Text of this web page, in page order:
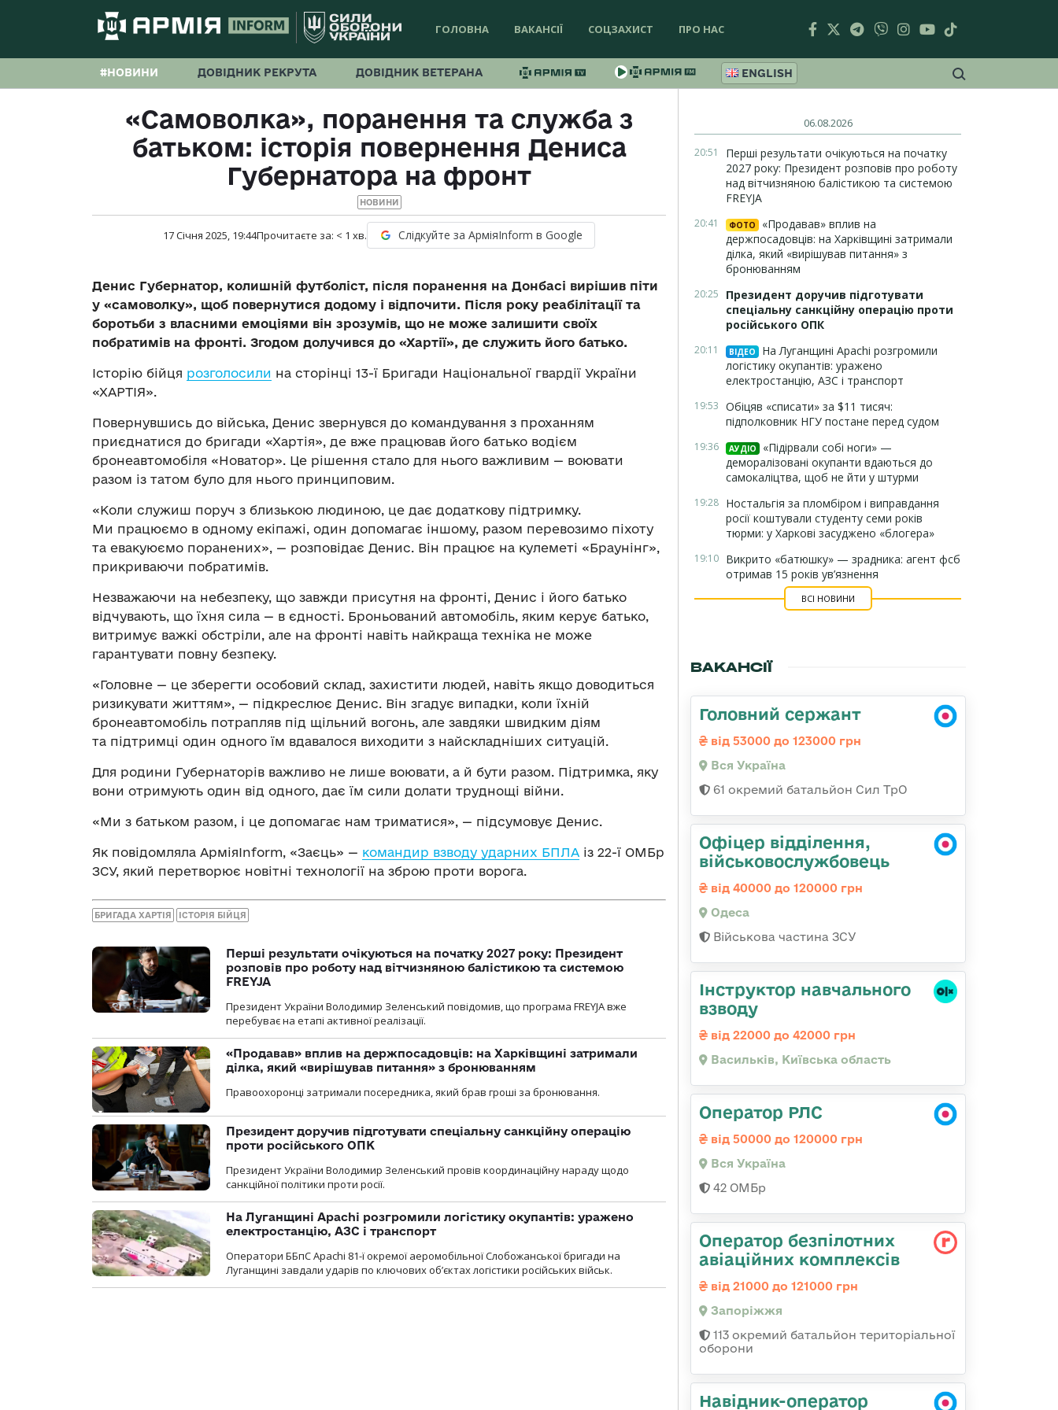
ГОЛОВНА ВАКАНСІЇ СОЦЗАХИСТ ПРО НАС
#НОВИНИ ДОВІДНИК РЕКРУТА ДОВІДНИК ВЕТЕРАНА ENGLISH
«Самоволка», поранення та служба з
батьком: історія повернення Дениса
Губернатора на фронт
НОВИНИ
17 Січня 2025, 19:44Прочитаєте за: < 1 хв. Слідкуйте за АрміяInform в Google
Денис Губернатор, колишній футболіст, після поранення на Донбасі вирішив піти
у «самоволку», щоб повернутися додому і відпочити. Після року реабілітації та
боротьби з власними емоціями він зрозумів, що не може залишити своїх
побратимів на фронті. Згодом долучився до «Хартії», де служить його батько.
Історію бійця розголосили на сторінці 13-ї Бригади Національної гвардії України
«ХАРТІЯ».
Повернувшись до війська, Денис звернувся до командування з проханням
приєднатися до бригади «Хартія», де вже працював його батько водієм
бронеавтомобіля «Новатор». Це рішення стало для нього важливим — воювати
разом із татом було для нього принциповим.
«Коли служиш поруч з близькою людиною, це дає додаткову підтримку.
Ми працюємо в одному екіпажі, один допомагає іншому, разом перевозимо піхоту
та евакуюємо поранених», — розповідає Денис. Він працює на кулеметі «Браунінг»,
прикриваючи побратимів.
Незважаючи на небезпеку, що завжди присутня на фронті, Денис і його батько
відчувають, що їхня сила — в єдності. Броньований автомобіль, яким керує батько,
витримує важкі обстріли, але на фронті навіть найкраща техніка не може
гарантувати повну безпеку.
«Головне — це зберегти особовий склад, захистити людей, навіть якщо доводиться
ризикувати життям», — підкреслює Денис. Він згадує випадки, коли їхній
бронеавтомобіль потрапляв під щільний вогонь, але завдяки швидким діям
та підтримці один одного їм вдавалося виходити з найскладніших ситуацій.
Для родини Губернаторів важливо не лише воювати, а й бути разом. Підтримка, яку
вони отримують один від одного, дає їм сили долати труднощі війни.
«Ми з батьком разом, і це допомагає нам триматися», — підсумовує Денис.
Як повідомляла АрміяInform, «Заєць» — командир взводу ударних БПЛА із 22-ї ОМБр
ЗСУ, який перетворює новітні технології на зброю проти ворога.
БРИГАДА ХАРТІЯ ІСТОРІЯ БІЙЦЯ
Перші результати очікуються на початку 2027 року: Президент
розповів про роботу над вітчизняною балістикою та системою
FREYJA
Президент України Володимир Зеленський повідомив, що програма FREYJA вже
перебуває на етапі активної реалізації.
«Продавав» вплив на держпосадовців: на Харківщині затримали
ділка, який «вирішував питання» з бронюванням
Правоохоронці затримали посередника, який брав гроші за бронювання.
Президент доручив підготувати спеціальну санкційну операцію
проти російського ОПК
Президент України Володимир Зеленський провів координаційну нараду щодо
санкційної політики проти росії.
На Луганщині Apachi розгромили логістику окупантів: уражено
електростанцію, АЗС і транспорт
Оператори ББпС Apachi 81-ї окремої аеромобільної Слобожанської бригади на
Луганщині завдали ударів по ключових об’єктах логістики російських військ.
06.08.2026
20:51
Перші результати очікуються на початку
2027 року: Президент розповів про роботу
над вітчизняною балістикою та системою
FREYJA
20:41 ФОТО
«Продавав» вплив на
держпосадовців: на Харківщині затримали
ділка, який «вирішував питання» з
бронюванням
20:25
Президент доручив підготувати
спеціальну санкційну операцію проти
російського ОПК
20:11 ВІДЕО
На Луганщині Apachi розгромили
логістику окупантів: уражено
електростанцію, АЗС і транспорт
19:53 Обіцяв «списати» за $11 тисяч:
підполковник НГУ постане перед судом
19:36 АУДІО
«Підірвали собі ноги» —
деморалізовані окупанти вдаються до
самокаліцтва, щоб не йти у штурми
19:28 Ностальгія за пломбіром і виправдання
росії коштували студенту семи років
тюрми: у Харкові засуджено «блогера»
19:10 Викрито «батюшку» — зрадника: агент фсб
отримав 15 років ув’язнення
ВСІ НОВИНИ
ВАКАНСІЇ
Головний сержант
від 53000 до 123000 грн
Вся Україна
61 окремий батальйон Сил ТрО
Офіцер відділення,
військовослужбовець
від 40000 до 120000 грн
Одеса
Військова частина ЗСУ
Інструктор навчального
взводу
від 22000 до 42000 грн
Васильків, Київська область
Оператор РЛС
від 50000 до 120000 грн
Вся Україна
42 ОМБр
Оператор безпілотних
авіаційних комплексів
від 21000 до 121000 грн
Запоріжжя
113 окремий батальйон територіальної
оборони
Навідник-оператор